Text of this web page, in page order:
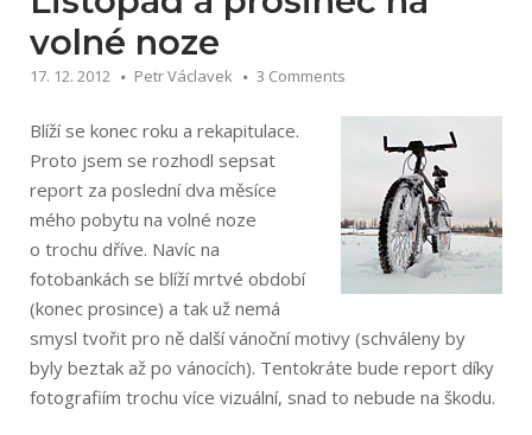
noze“
volné noze
17. 12. 2012 Petr Václavek 3 Comments
Blíží se konec roku a rekapitulace.
Proto jsem se rozhodl sepsat
report za poslední dva měsíce
mého pobytu na volné noze
o trochu dříve. Navíc na
fotobankách se blíží mrtvé období
(konec prosince) a tak už nemá
smysl tvořit pro ně další vánoční motivy (schváleny by
byly beztak až po vánocích). Tentokráte bude report díky
fotografiím trochu více vizuální, snad to nebude na škodu.